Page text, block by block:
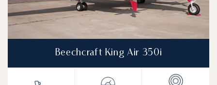
Beechcraft King Air 350i